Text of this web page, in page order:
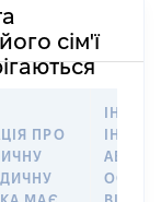
сім'ї
ПРО
ІНШУ
АБО